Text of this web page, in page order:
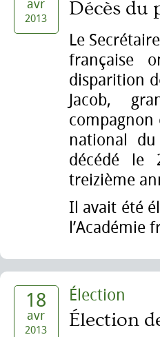
avr
2013 Décès du
Le
française
disparition
Jacob,
compagnon
national
décédé le
treizième
Il avait été
l’Académie
18
avr
2013
Élection
Élection